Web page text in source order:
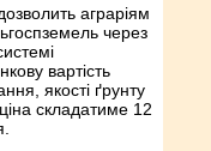
аграріям
через
вартість
якості ґрунту
складатиме 12